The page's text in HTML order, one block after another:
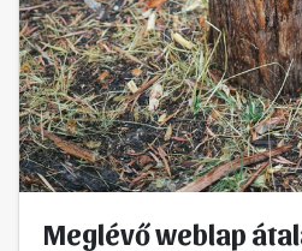
Meglévő weblap